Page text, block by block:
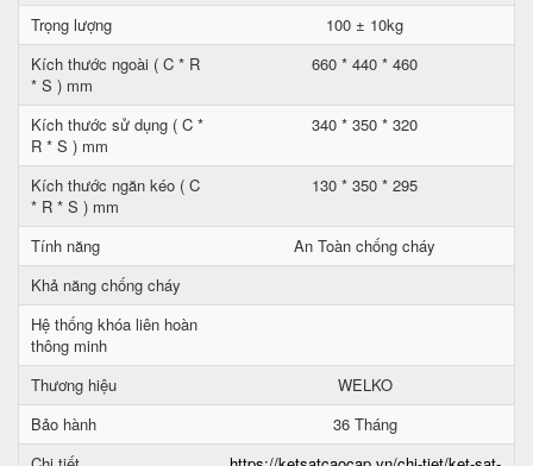
Trọng lượng
100 ± 10kg
Kích thước ngoài ( C * R
* S ) mm
660 * 440 * 460
Kích thước sử dụng ( C *
R * S ) mm
340 * 350 * 320
Kích thước ngăn kéo ( C
* R * S ) mm
130 * 350 * 295
Tính năng
An Toàn chống cháy
Khả năng chống cháy
Hệ thống khóa liên hoàn
thông minh
Thương hiệu
WELKO
Bảo hành
36 Tháng